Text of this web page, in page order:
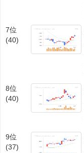
7位
(40)
8位
(40)
9位
(37)